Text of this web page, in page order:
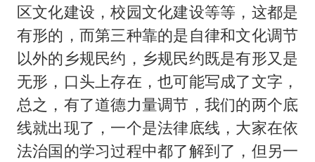
区文化建设，校园文化建设等等，这都是
有形的，而第三种靠的是自律和文化调节
以外的乡规民约，乡规民约既是有形又是
无形，口头上存在，也可能写成了文字，
总之，有了道德力量调节，我们的两个底
线就出现了，一个是法律底线，大家在依
法治国的学习过程中都了解到了，但另一